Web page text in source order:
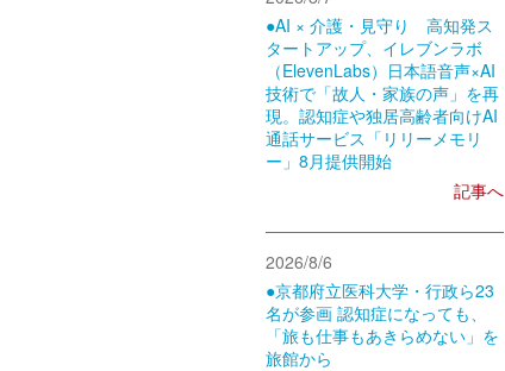
●AI × 介護・見守り 高知発ス
タートアップ、イレブンラボ
（ElevenLabs）日本語音声×AI
技術で「故人・家族の声」を再
現。認知症や独居高齢者向けAI
通話サービス「リリーメモリ
ー」8月提供開始
記事へ
2026/8/6
●京都府立医科大学・行政ら23
名が参画 認知症になっても、
「旅も仕事もあきらめない」を
旅館から